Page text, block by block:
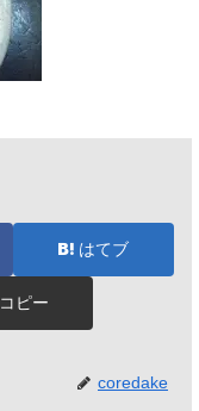
はてブ
コピー
coredake